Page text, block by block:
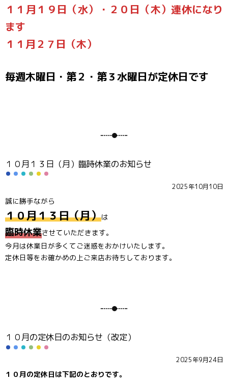
１１月１９日（水）・２０日（木）連休になり
ます
１１月２７日（木）
毎週木曜日・第２・第３水曜日が定休日です
１０月１３日（月）臨時休業のお知らせ
2025年10月10日
誠に勝手ながら
１０月１３日（月）は
臨時休業させていただきます。
今月は休業日が多くてご迷惑をおかけいたします。
定休日等をお確かめの上ご来店お待ちしております。
１０月の定休日のお知らせ（改定）
2025年9月24日
１０月の定休日は下記のとおりです。